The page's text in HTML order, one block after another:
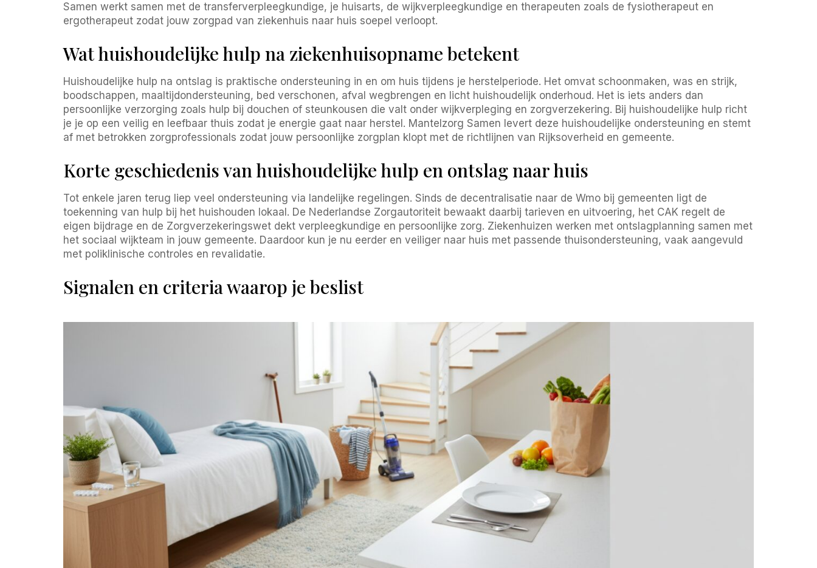
Samen werkt samen met de transferverpleegkundige, je huisarts, de wijkverpleegkundige en therapeuten zoals de fysiotherapeut en
ergotherapeut zodat jouw zorgpad van ziekenhuis naar huis soepel verloopt.
Wat huishoudelijke hulp na ziekenhuisopname betekent
Huishoudelijke hulp na ontslag is praktische ondersteuning in en om huis tijdens je herstelperiode. Het omvat schoonmaken, was en strijk,
boodschappen, maaltijdondersteuning, bed verschonen, afval wegbrengen en licht huishoudelijk onderhoud. Het is iets anders dan
persoonlijke verzorging zoals hulp bij douchen of steunkousen die valt onder wijkverpleging en zorgverzekering. Bij huishoudelijke hulp richt
je je op een veilig en leefbaar thuis zodat je energie gaat naar herstel. Mantelzorg Samen levert deze huishoudelijke ondersteuning en stemt
af met betrokken zorgprofessionals zodat jouw persoonlijke zorgplan klopt met de richtlijnen van Rijksoverheid en gemeente.
Korte geschiedenis van huishoudelijke hulp en ontslag naar huis
Tot enkele jaren terug liep veel ondersteuning via landelijke regelingen. Sinds de decentralisatie naar de Wmo bij gemeenten ligt de
toekenning van hulp bij het huishouden lokaal. De Nederlandse Zorgautoriteit bewaakt daarbij tarieven en uitvoering, het CAK regelt de
eigen bijdrage en de Zorgverzekeringswet dekt verpleegkundige en persoonlijke zorg. Ziekenhuizen werken met ontslagplanning samen met
het sociaal wijkteam in jouw gemeente. Daardoor kun je nu eerder en veiliger naar huis met passende thuisondersteuning, vaak aangevuld
met poliklinische controles en revalidatie.
Signalen en criteria waarop je beslist